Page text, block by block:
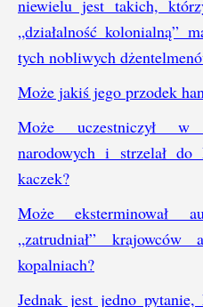
niewielu jest takich,
„działalność kolonialną”
tych nobliwych
Może jakiś jego przodek
Może uczestniczył w
narodowych i strzelał
kaczek?
Może eksterminował
„zatrudniał”
kopalniach?
Jednak jest jedno